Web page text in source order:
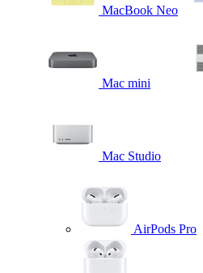
MacBook Neo
Mac mini
Mac Studio
AirPods Pro